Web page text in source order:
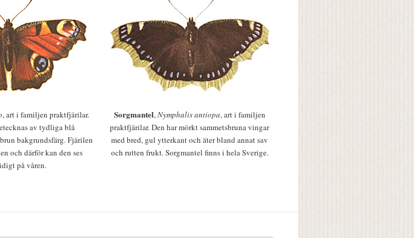
, art i familjen praktfjärilar.
av tydliga blå
bakgrundsfärg. Fjärilen
och därför kan den ses
på våren.
Sorgmantel,Nymphalis antiopa, art i familjen
praktfjärilar. Den har mörkt sammetsbruna vingar
med bred, gul ytterkant och äter bland annat sav
och rutten frukt. Sorgmantel finns i hela Sverige.